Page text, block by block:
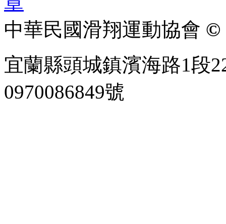
中華民國滑翔運動協會 ©
宜蘭縣頭城鎮濱海路1
0970086849號